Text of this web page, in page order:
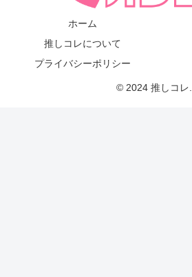
ホーム
推しコレについて
プライバシーポリシー
© 2024 推しコレ.